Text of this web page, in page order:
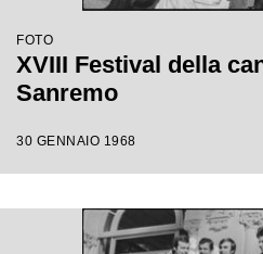
FOTO
XVIII Festival della
Sanremo
30 GENNAIO 1968